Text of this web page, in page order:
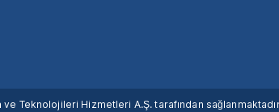
ve Teknolojileri Hizmetleri A.Ş. tarafından